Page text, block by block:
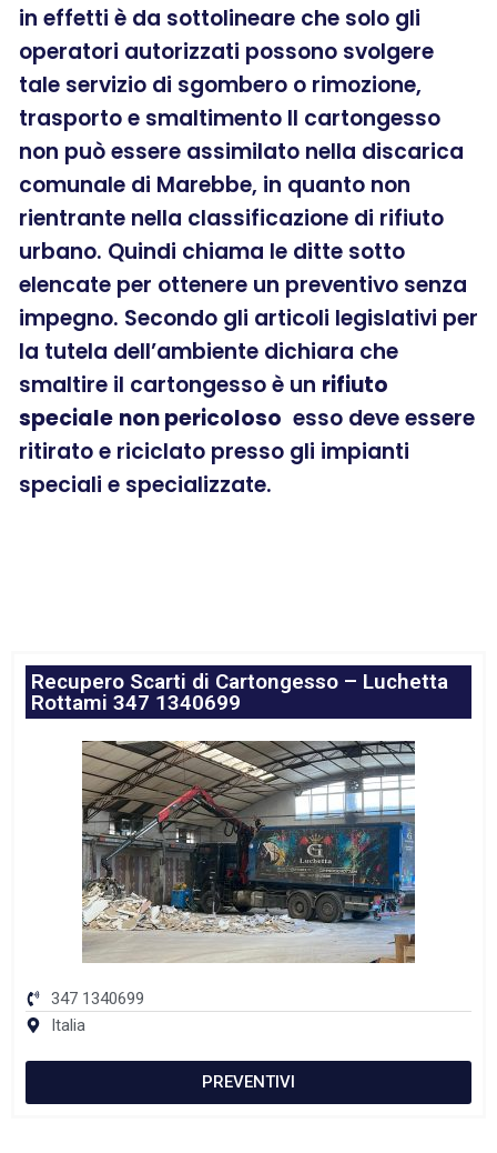
in effetti è da sottolineare che solo gli
operatori autorizzati possono svolgere
tale servizio di sgombero o rimozione,
trasporto e smaltimento Il cartongesso
non può essere assimilato nella discarica
comunale di Marebbe, in quanto non
rientrante nella classificazione di rifiuto
urbano. Quindi chiama le ditte sotto
elencate per ottenere un preventivo senza
impegno. Secondo gli articoli legislativi per
la tutela dell’ambiente dichiara che
smaltire il cartongesso è un rifiuto
speciale non pericoloso esso deve essere
ritirato e riciclato presso gli impianti
speciali e specializzate.
Recupero Scarti di Cartongesso – Luchetta
Rottami 347 1340699
347 1340699
Italia
PREVENTIVI